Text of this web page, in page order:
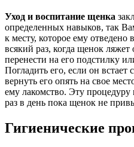
Уход и воспитание щенка
определенных навыков, так
к месту, которое ему
всякий раз, когда щенок
перенести на его подстилку
Погладить его, если он встает
вернуть его опять на свое
ему лакомство. Эту
раз в день пока щенок не
Гигиенические